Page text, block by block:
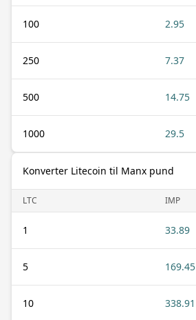
100 2.95
250 7.37
500 14.75
1000 29.5
Konverter Litecoin til Manx pund
LTC IMP
1 33.89
5 169.45
10 338.91